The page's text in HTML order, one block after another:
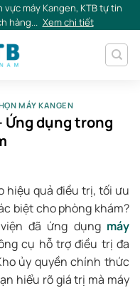
máy Kangen, KTB tự tin
hàng... Xem chi tiết
MÁY KANGEN
Ứng dụng trong
hiệu quả điều trị, tối ưu
biệt cho phòng khám?
đã ứng dụng máy
cụ hỗ trợ điều trị đa
ủy quyền chính thức
hiểu rõ giá trị mà máy